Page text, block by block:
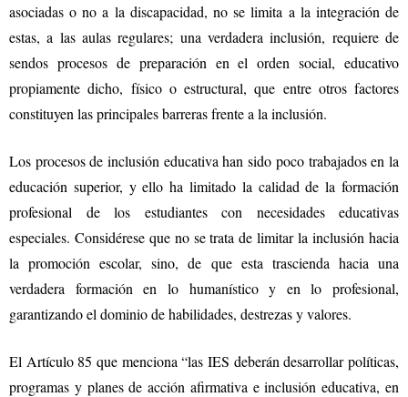
asociadas o no a la discapacidad, no se limita a la integración de
estas, a las aulas regulares; una verdadera inclusión, requiere de
sendos procesos de preparación en el orden social, educativo
propiamente dicho, físico o estructural, que entre otros factores
constituyen las principales barreras frente a la inclusión.
Los procesos de inclusión educativa han sido poco trabajados en la
educación superior, y ello ha limitado la calidad de la formación
profesional de los estudiantes con necesidades educativas
especiales. Considérese que no se trata de limitar la inclusión hacia
la promoción escolar, sino, de que esta trascienda hacia una
verdadera formación en lo humanístico y en lo profesional,
garantizando el dominio de habilidades, destrezas y valores.
El Artículo 85 que menciona “las IES deberán desarrollar políticas,
programas y planes de acción afirmativa e inclusión educativa, en